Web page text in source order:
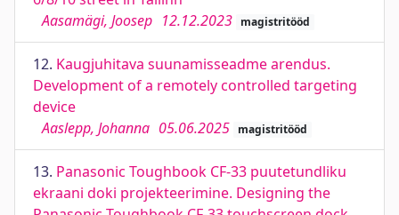
Aasamägi, Joosep 12.12.2023 magistritööd
12. Kaugjuhitava suunamisseadme arendus.
Development of a remotely controlled targeting
device
Aaslepp, Johanna 05.06.2025 magistritööd
13. Panasonic Toughbook CF-33 puutetundliku
ekraani doki projekteerimine. Designing the